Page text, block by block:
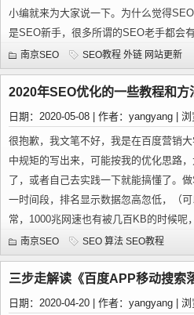
小编就来为大家说一下。为什么觉得
是SEO新手，很多所谓的SEO老手都会
南京SEO SEO教程 外链 网站更新
2020年SEO优化的一些教程和方
日期：2020-05-08 | 作者：yangyang |
很抱歉，我文笔不好，我是在百度营销
中规矩的写出来，可能按我的优化思路
了，或者自己去实践一下就能搞懂了。
一时间段，排名显示数据忽高忽低，（
常，1000兆网速也有被几百KB的时候呢
南京SEO SEO 算法 SEO教程
三步走解读《百度APP移动搜索
日期：2020-04-20 | 作者：yangyang |